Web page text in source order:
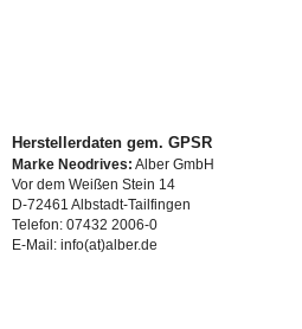
Herstellerdaten gem. GPSR
Marke Neodrives: Alber GmbH
Vor dem Weißen Stein 14
D-72461 Albstadt-Tailfingen
Telefon: 07432 2006-0
E-Mail: info(at)alber.de